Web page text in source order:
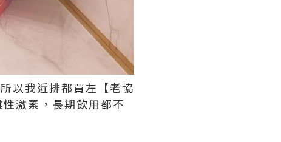
以我近排都買左【老協
激素，長期飲用都不